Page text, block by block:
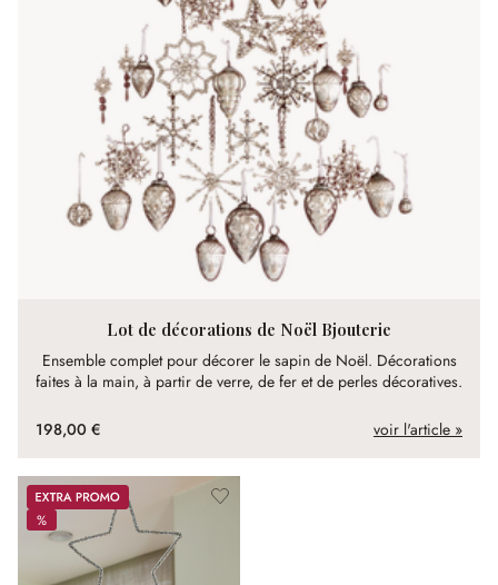
Lot de décorations de Noël Bjouterie
Ensemble complet pour décorer le sapin de Noël. Décorations
faites à la main, à partir de verre, de fer et de perles décoratives.
198,00 € voir l'article »
Promos
%
%